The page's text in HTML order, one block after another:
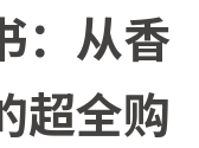
：从香
超全购